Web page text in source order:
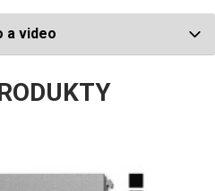
a video